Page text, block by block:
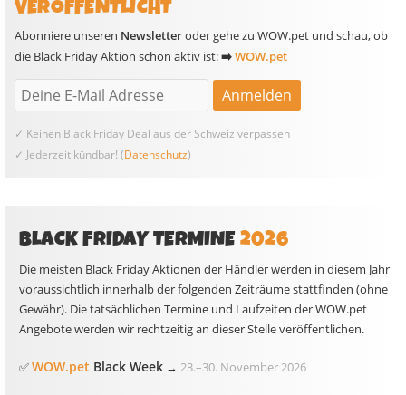
VERÖFFENTLICHT
Abonniere unseren Newsletteroder gehe zu WOW.pet und schau, ob
die Black Friday Aktion schon aktiv ist:➡️WOW.pet
✓ Keinen Black Friday Deal aus der Schweiz verpassen
✓ Jederzeit kündbar! (Datenschutz)
BLACK FRIDAY TERMINE2026
Die meisten Black Friday Aktionen der Händler werden in diesem Jahr
voraussichtlich innerhalb der folgenden Zeiträume stattfinden (ohne
Gewähr). Die tatsächlichen Termine und Laufzeiten der WOW.pet
Angebote werden wir rechtzeitig an dieser Stelle veröffentlichen.
✅WOW.pet Black Week → 23.–30. November 2026